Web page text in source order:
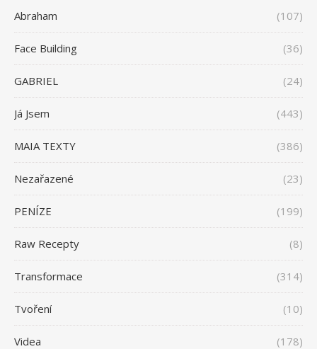
Abraham (107)
Face Building (36)
GABRIEL (24)
Já Jsem (443)
MAIA TEXTY (386)
Nezařazené (23)
PENÍZE (199)
Raw Recepty (8)
Transformace (314)
Tvoření (10)
Videa (178)